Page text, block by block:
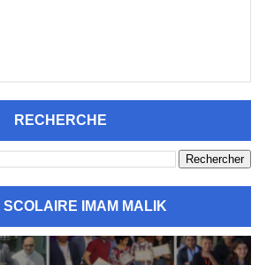
RECHERCHE
SCOLAIRE IMAM MALIK